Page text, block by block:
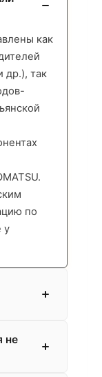
как
др.), так
по
у
не